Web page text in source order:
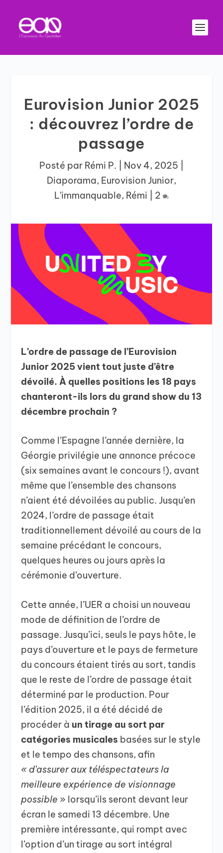
Eurovision Junior 2025
: découvrez l’ordre de
passage
Posté par Rémi P. Nov 4, 2025
Diaporama, Eurovision Junior,
L'immanquable, Rémi 2
L’ordre de passage de l’Eurovision
Junior 2025 vient tout juste d’être
dévoilé. À quelles positions les 18 pays
chanteront-ils lors du grand show du 13
décembre prochain ?
Comme l’Espagne l’année dernière, la
Géorgie privilégie une annonce précoce
(six semaines avant le concours !), avant
même que l’ensemble des chansons
n’aient été dévoilées au public. Jusqu’en
2024, l’ordre de passage était
traditionnellement dévoilé au cours de la
semaine précédant le concours,
quelques heures ou jours après la
cérémonie d’ouverture.
Cette année, l’UER a choisi un nouveau
mode de définition de l’ordre de
passage. Jusqu’ici, seuls le pays hôte, le
pays d’ouverture et le pays de fermeture
du concours étaient tirés au sort, tandis
que le reste de l’ordre de passage était
déterminé par le production. Pour
l’édition 2025, il a été décidé de
procéder à un tirage au sort par
catégories musicales basées sur le style
et le tempo des chansons, afin
« d’assurer aux téléspectateurs la
meilleure expérience de visionnage
possible » lorsqu’ils seront devant leur
écran le samedi 13 décembre. Une
première intéressante, qui rompt avec
l’option d’un tirage au sort intégral